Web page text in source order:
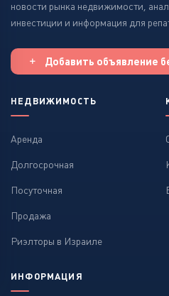
новости рынка недвижимости,
инвестиции и информация для
Добавить объявление
НЕДВИЖИМОСТЬ
Аренда
Долгосрочная
Посуточная
Продажа
Риэлторы в Израиле
ИНФОРМАЦИЯ